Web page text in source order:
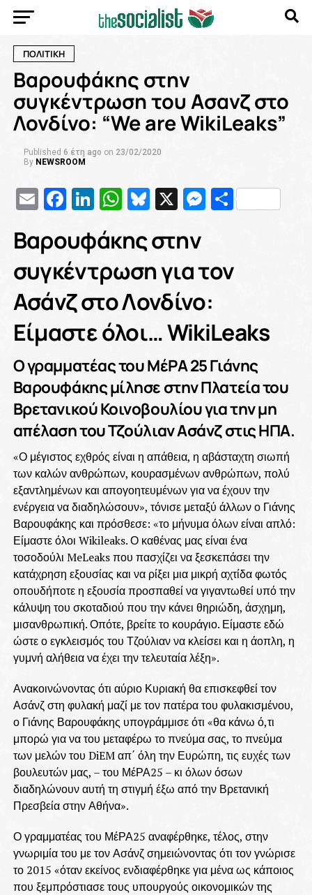
ΠΟΛΙΤΙΚΗ
Βαρουφάκης στην
συγκέντρωση του Ασανζ στο
Λονδίνο: “We are WikiLeaks”
Published 6 έτη ago on 23/02/2020
By NEWSROOM
EmailFacebook
LinkedIn
WhatsApp
Bluesky
X
Βαρουφάκης στην
συγκέντρωση για τον
Ασάνζ στο Λονδίνο:
Είμαστε όλοι… WikiLeaks
Ο γραμματέας του ΜέΡΑ 25 Γιάνης
Βαρουφάκης μίλησε στην Πλατεία του
Βρετανικού Κοινοβουλίου για την μη
απέλαση του Τζούλιαν Ασάνζ στις ΗΠΑ.
«Ο μέγιστος εχθρός είναι η απάθεια, η αβάσταχτη σιωπή
των καλών ανθρώπων, κουρασμένων ανθρώπων, πολύ
εξαντλημένων και απογοητευμένων για να έχουν την
ενέργεια να διαδηλώσουν», τόνισε μεταξύ άλλων ο Γιάνης
Βαρουφάκης και πρόσθεσε: «το μήνυμα όλων είναι απλό:
Είμαστε όλοι Wikileaks. Ο καθένας μας είναι ένα
τοσοδούλι MeLeaks που πασχίζει να ξεσκεπάσει την
κατάχρηση εξουσίας και να ρίξει μια μικρή αχτίδα φωτός
οπουδήποτε η εξουσία προσπαθεί να γιγαντωθεί υπό την
κάλυψη του σκοταδιού που την κάνει θηριώδη, άσχημη,
μισανθρωπική. Οπότε, βρείτε το κουράγιο. Είμαστε εδώ
ώστε ο εγκλεισμός του Τζούλιαν να κλείσει και η άοπλη, η
γυμνή αλήθεια να έχει την τελευταία λέξη».
Ανακοινώνοντας ότι αύριο Κυριακή θα επισκεφθεί τον
Ασάνζ στη φυλακή μαζί με τον πατέρα του φυλακισμένου,
ο Γιάνης Βαρουφάκης υπογράμμισε ότι «θα κάνω ό,τι
μπορώ για να του μεταφέρω το πνεύμα σας, το πνεύμα
των μελών του DiEM απ΄ όλη την Ευρώπη, τις ευχές των
βουλευτών μας, – του ΜέΡΑ25 – κι όλων όσων
διαδηλώνουν αυτή τη στιγμή έξω από την Βρετανική
Πρεσβεία στην Αθήνα».
Ο γραμματέας του ΜέΡΑ25 αναφέρθηκε, τέλος, στην
γνωριμία του με τον Ασάνζ σημειώνοντας ότι τον γνώρισε
το 2015 «όταν εκείνος ενδιαφέρθηκε για μένα ως κάποιος
που ξεμπρόστιασε τους υπουργούς οικονομικών της